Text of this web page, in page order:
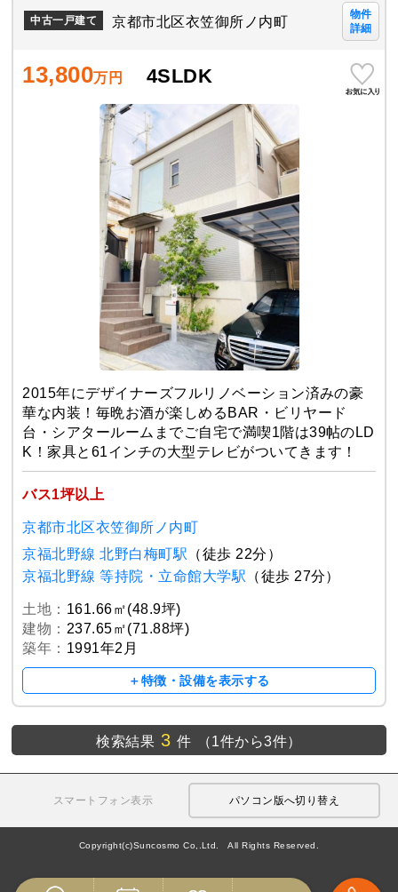
中古一戸建て 京都市北区衣笠御所ノ内町
物件
詳細
13,800万円 4SLDK
2015年にデザイナーズフルリノベーション済みの豪
華な内装！毎晩お酒が楽しめるBAR・ビリヤード
台・シアタールームまでご自宅で満喫1階は39帖のLD
K！家具と61インチの大型テレビがついてきます！
バス1坪以上
京都市北区衣笠御所ノ内町
京福北野線 北野白梅町駅 （徒歩 22分）
京福北野線 等持院・立命館大学駅 （徒歩 27分）
土地： 161.66㎡(48.9坪)
建物： 237.65㎡(71.88坪)
築年： 1991年2月
＋特徴・設備を表示する
検索結果 3 件 （1件から3件）
スマートフォン表示 パソコン版へ切り替え
Copyright(c)Suncosmo Co,.Ltd. All Rights Reserved.